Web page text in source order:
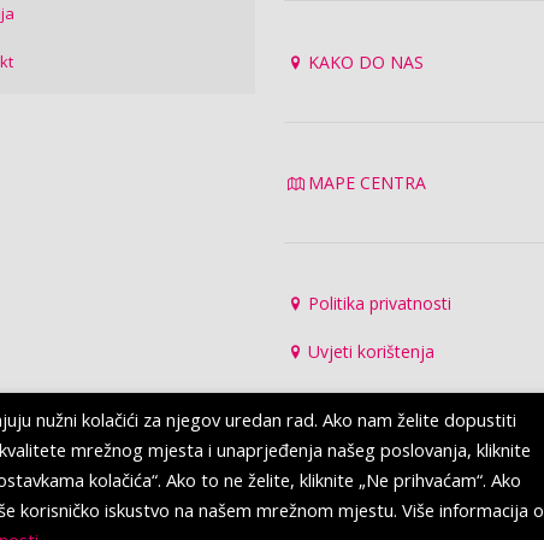
KAKO DO NAS
MAPE CENTRA
Politika privatnosti
Uvjeti korištenja
nužni kolačići za njegov uredan rad. Ako nam želite dopustiti
mrežnog mjesta i unaprjeđenja našeg poslovanja, kliknite
kolačića“. Ako to ne želite, kliknite „Ne prihvaćam“. Ako
korisničko iskustvo na našem mrežnom mjestu. Više informacija o